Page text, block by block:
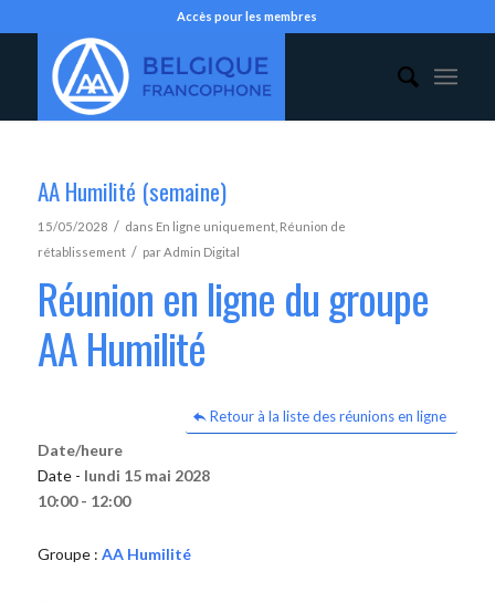
Accès pour les membres
AA Humilité (semaine)
15/05/2028 / dans En ligne uniquement, Réunion de
rétablissement / parAdmin Digital
Réunion en ligne du groupe
AA Humilité
Retour à la liste des réunions en ligne
Date/heure
Date - lundi 15 mai 2028
10:00 - 12:00
Groupe : AA Humilité